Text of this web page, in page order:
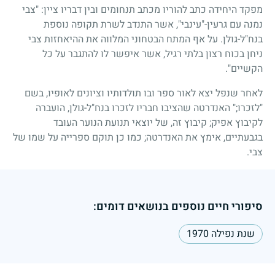
מפקד היחידה כתב להוריו מכתב תנחומים ובין דבריו ציין: "צבי
נמנה עם גרעין-"עינבי", אשר התנדב לשרת תקופה נוספת
בנח"ל-גולן. על אף המתח הבטחוני המלווה את ההיאחזות צבי
ניחן בכוח רצון בלתי רגיל, אשר איפשר לו להתגבר על כל
הקשיים".
לאחר שנפל יצא לאור ספר ובו תולדותיו וציונים לאופיו, בשם
"לזכרו;" האנדרטה שהציבו חבריו לזכרו בנח"ל-גולן, הועברה
לקיבוץ אפיק; קיבוץ זה, של יוצאי תנועת הנוער העובד
בגבעתיים, אימץ את האנדרטה; כמו כן תוקם ספרייה על שמו של
צבי.
סיפורי חיים נוספים בנושאים דומים:
שנת נפילה 1970